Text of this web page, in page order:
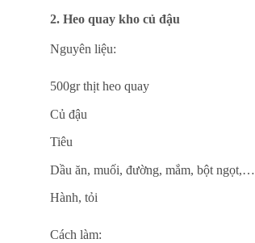
2. Heo quay kho củ đậu
Nguyên liệu:
500gr thịt heo quay
Củ đậu
Tiêu
Dầu ăn, muối, đường, mắm, bột ngọt,…
Hành, tỏi
Cách làm: